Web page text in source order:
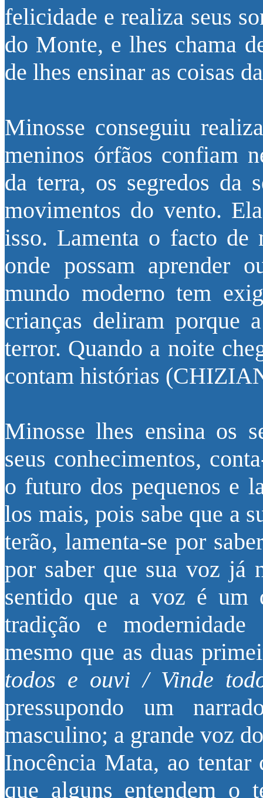
felicidade e realiza seus
do Monte, e lhes chama
de lhes ensinar as coisas
Minosse conseguiu
meninos órfãos confiam
da terra, os segredos da
movimentos do vento.
isso. Lamenta o facto de
onde possam aprender
mundo moderno tem
crianças deliram porque
terror. Quando a noite
contam histórias
Minosse lhes ensina os
seus conhecimentos,
o futuro dos pequenos e
los mais, pois sabe que a
terão, lamenta-se por
por saber que sua voz já
sentido que a voz é um
tradição e modernidade
mesmo que as duas
todos e ouvi / Vinde
pressupondo um
masculino; a grande voz
Inocência Mata, ao
que alguns entendem o